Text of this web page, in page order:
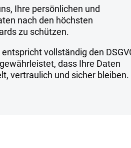
Kühl und trocken lagern
Nur für erfahrene Anwender geeignet
Anwendung unter ärztlicher
Ihre persönlichen und
nach den höchsten
zu schützen.
vollständig den
dass Ihre Daten
vertraulich und sicher bleiben.